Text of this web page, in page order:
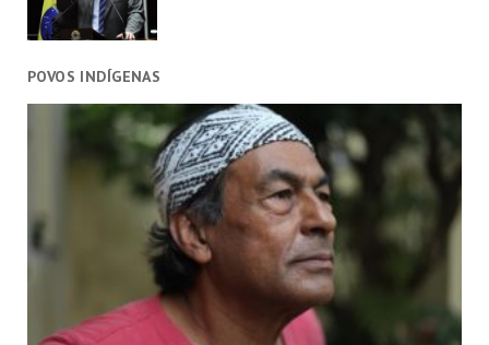
POVOS INDÍGENAS